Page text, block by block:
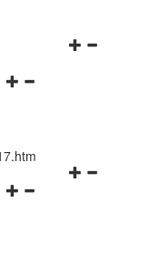
Navigationsmenü
Navigationsmenü